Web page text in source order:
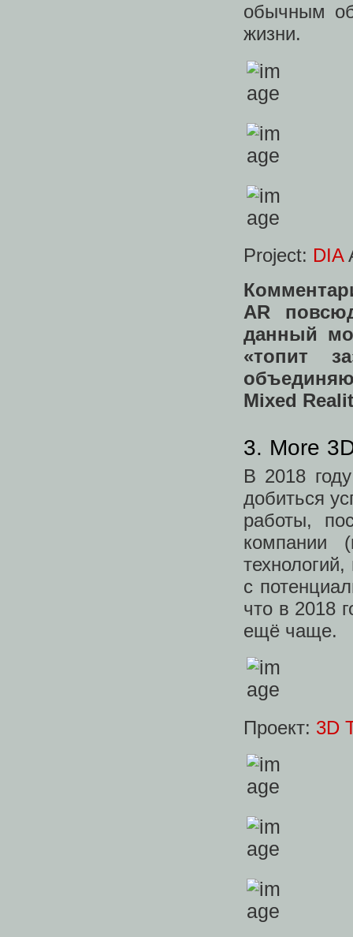
обычным
жизни.
Project: DIA
AR
данный
«топит
Mixed
3. More
В 2018
добиться
работы,
компании
с
что в 2018
ещё чаще.
Проект: 3D